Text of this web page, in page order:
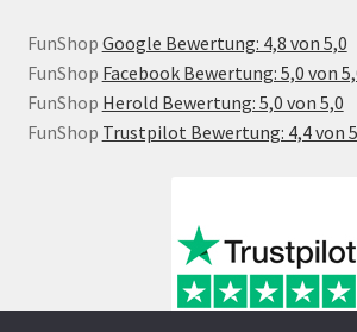
FunShop Google Bewertung: 4,8 von 5,0
FunShop Facebook Bewertung: 5,0 von
FunShop Herold Bewertung: 5,0 von 5,0
FunShop Trustpilot Bewertung: 4,4 von